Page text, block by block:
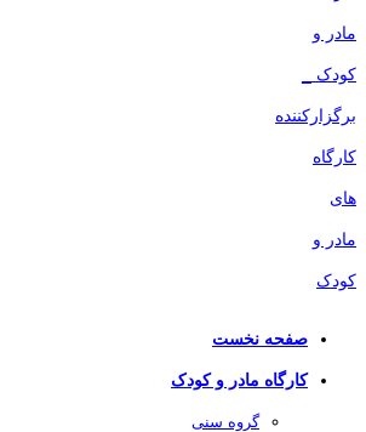
صفحه نخست
کارگاه مادر و کودک
گروه سنی